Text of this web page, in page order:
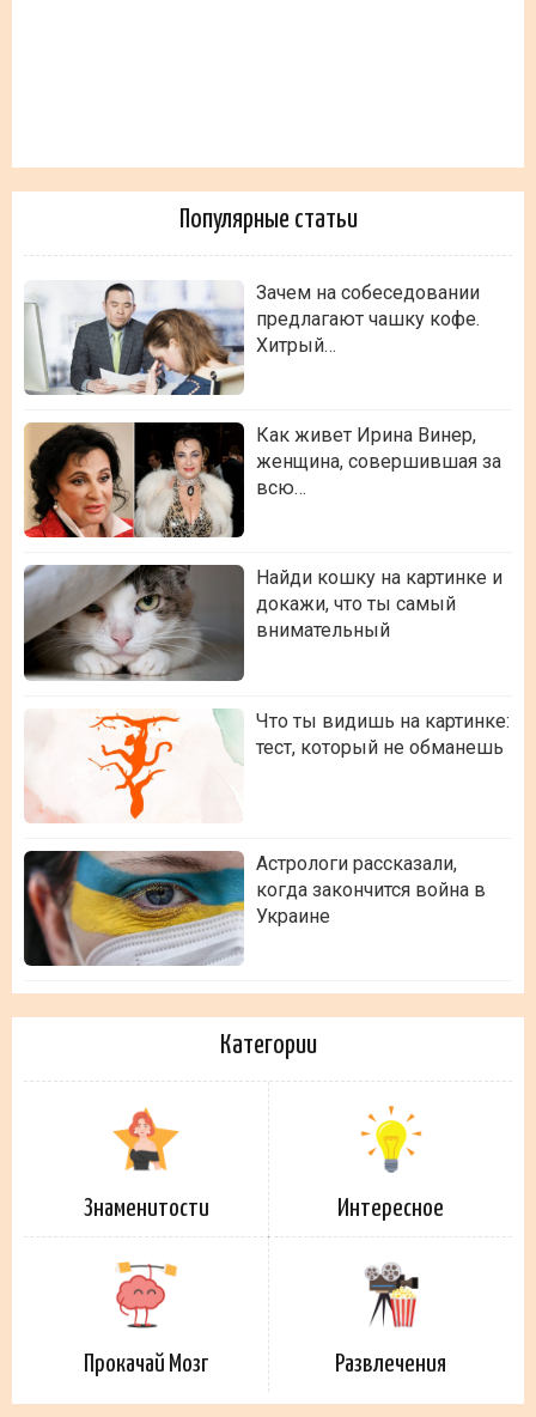
Популярные статьи
Зачем на собеседовании
предлагают чашку кофе.
Хитрый…
Как живет Ирина Винер,
женщина, совершившая за
всю…
Найди кошку на картинке и
докажи, что ты самый
внимательный
Что ты видишь на картинке:
тест, который не обманешь
Астрологи рассказали,
когда закончится война в
Украине
Категории
Знаменитости Интересное
Прокачай Мозг Развлечения